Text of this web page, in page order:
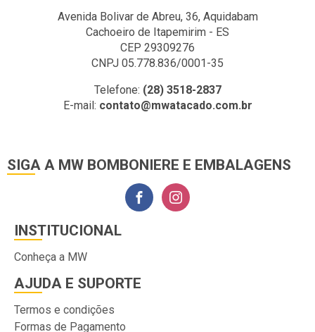
Avenida Bolivar de Abreu, 36, Aquidabam
Cachoeiro de Itapemirim - ES
CEP 29309276
CNPJ 05.778.836/0001-35
Telefone: (28) 3518-2837
E-mail: contato@mwatacado.com.br
SIGA A MW BOMBONIERE E EMBALAGENS
INSTITUCIONAL
Conheça a MW
AJUDA E SUPORTE
Termos e condições
Formas de Pagamento